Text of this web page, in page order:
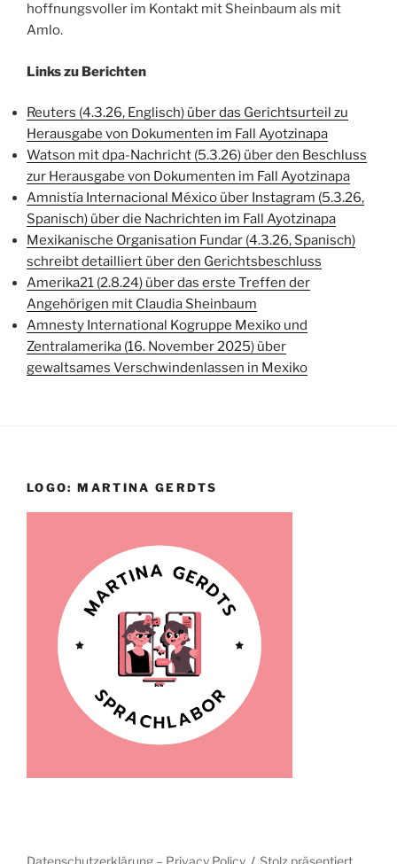
hoffnungsvoller im Kontakt mit Sheinbaum als mit
Amlo.
Links zu Berichten
Reuters (4.3.26, Englisch) über das Gerichtsurteil zu
Herausgabe von Dokumenten im Fall Ayotzinapa
Watson mit dpa-Nachricht (5.3.26) über den Beschluss
zur Herausgabe von Dokumenten im Fall Ayotzinapa
Amnistía Internacional México über Instagram (5.3.26,
Spanisch) über die Nachrichten im Fall Ayotzinapa
Mexikanische Organisation Fundar (4.3.26, Spanisch)
schreibt detailliert über den Gerichtsbeschluss
Amerika21 (2.8.24) über das erste Treffen der
Angehörigen mit Claudia Sheinbaum
Amnesty International Kogruppe Mexiko und
Zentralamerika (16. November 2025) über
gewaltsames Verschwindenlassen in Mexiko
LOGO: MARTINA GERDTS